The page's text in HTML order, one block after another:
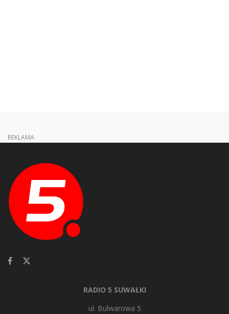
REKLAMA
RADIO 5 SUWAŁKI
ul. Bulwarowa 5